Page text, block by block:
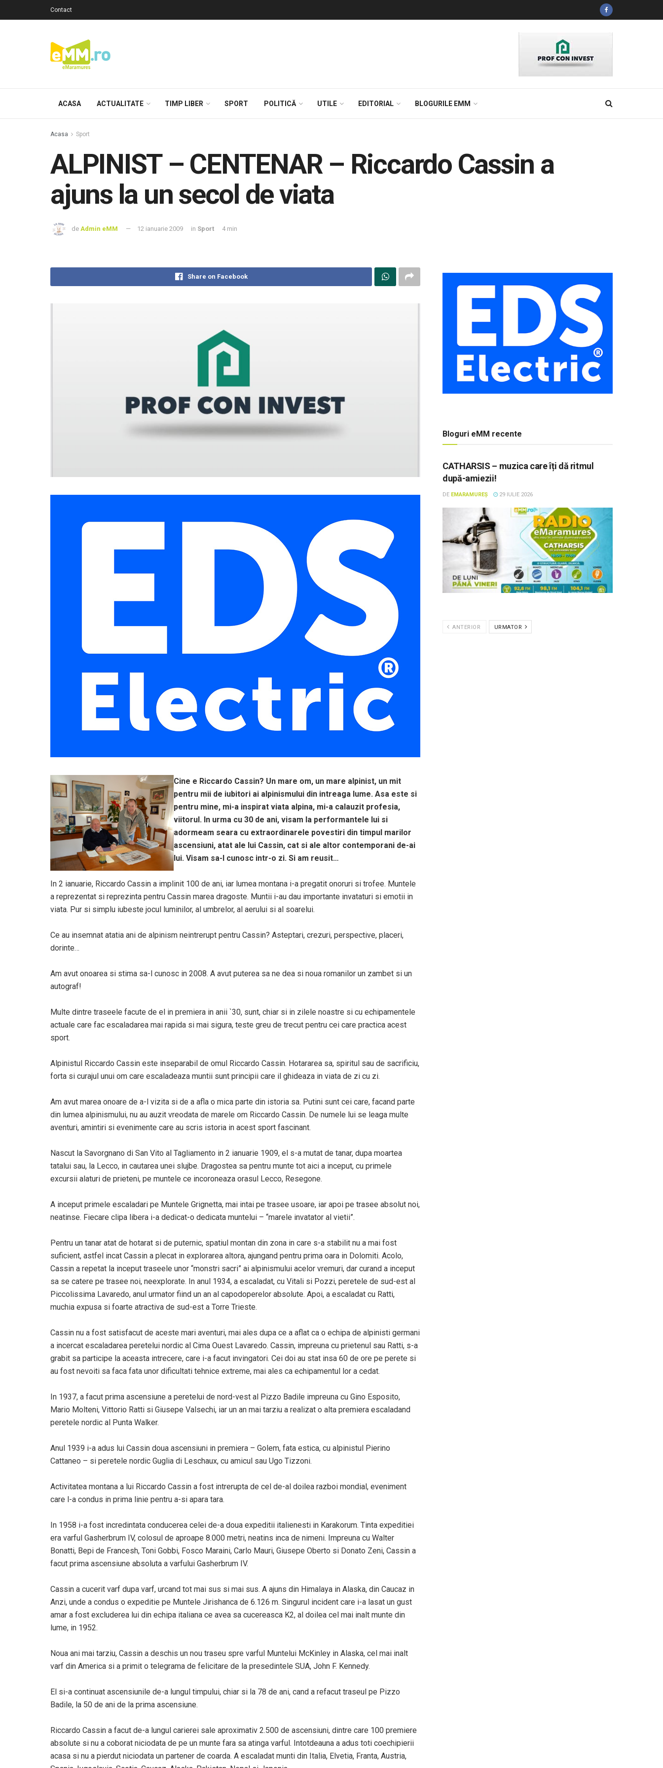
Contact
ACASA ACTUALITATE TIMP LIBER SPORT POLITICĂ UTILE EDITORIAL BLOGURILE EMM
Acasa Sport
ALPINIST – CENTENAR – Riccardo Cassin a
ajuns la un secol de viata
de Admin eMM 12 ianuarie 2009 in Sport 4 min
Share on Facebook
Cine e Riccardo Cassin? Un mare om, un mare alpinist, un mit
pentru mii de iubitori ai alpinismului din intreaga lume. Asa este si
pentru mine, mi-a inspirat viata alpina, mi-a calauzit profesia,
viitorul. In urma cu 30 de ani, visam la performantele lui si
adormeam seara cu extraordinarele povestiri din timpul marilor
ascensiuni, atat ale lui Cassin, cat si ale altor contemporani de-ai
lui. Visam sa-l cunosc intr-o zi. Si am reusit…
In 2 ianuarie, Riccardo Cassin a implinit 100 de ani, iar lumea montana i-a pregatit onoruri si trofee. Muntele
a reprezentat si reprezinta pentru Cassin marea dragoste. Muntii i-au dau importante invataturi si emotii in
viata. Pur si simplu iubeste jocul luminilor, al umbrelor, al aerului si al soarelui.
Ce au insemnat atatia ani de alpinism neintrerupt pentru Cassin? Asteptari, crezuri, perspective, placeri,
dorinte…
Am avut onoarea si stima sa-l cunosc in 2008. A avut puterea sa ne dea si noua romanilor un zambet si un
autograf!
Multe dintre traseele facute de el in premiera in anii `30, sunt, chiar si in zilele noastre si cu echipamentele
actuale care fac escaladarea mai rapida si mai sigura, teste greu de trecut pentru cei care practica acest
sport.
Alpinistul Riccardo Cassin este inseparabil de omul Riccardo Cassin. Hotararea sa, spiritul sau de sacrificiu,
forta si curajul unui om care escaladeaza muntii sunt principii care il ghideaza in viata de zi cu zi.
Am avut marea onoare de a-l vizita si de a afla o mica parte din istoria sa. Putini sunt cei care, facand parte
din lumea alpinismului, nu au auzit vreodata de marele om Riccardo Cassin. De numele lui se leaga multe
aventuri, amintiri si evenimente care au scris istoria in acest sport fascinant.
Nascut la Savorgnano di San Vito al Tagliamento in 2 ianuarie 1909, el s-a mutat de tanar, dupa moartea
tatalui sau, la Lecco, in cautarea unei slujbe. Dragostea sa pentru munte tot aici a inceput, cu primele
excursii alaturi de prieteni, pe muntele ce incoroneaza orasul Lecco, Resegone.
A inceput primele escaladari pe Muntele Grignetta, mai intai pe trasee usoare, iar apoi pe trasee absolut noi,
neatinse. Fiecare clipa libera i-a dedicat-o dedicata muntelui – “marele invatator al vietii”.
Pentru un tanar atat de hotarat si de puternic, spatiul montan din zona in care s-a stabilit nu a mai fost
suficient, astfel incat Cassin a plecat in explorarea altora, ajungand pentru prima oara in Dolomiti. Acolo,
Cassin a repetat la inceput traseele unor “monstri sacri” ai alpinismului acelor vremuri, dar curand a inceput
sa se catere pe trasee noi, neexplorate. In anul 1934, a escaladat, cu Vitali si Pozzi, peretele de sud-est al
Piccolissima Lavaredo, anul urmator fiind un an al capodoperelor absolute. Apoi, a escaladat cu Ratti,
muchia expusa si foarte atractiva de sud-est a Torre Trieste.
Cassin nu a fost satisfacut de aceste mari aventuri, mai ales dupa ce a aflat ca o echipa de alpinisti germani
a incercat escaladarea peretelui nordic al Cima Ouest Lavaredo. Cassin, impreuna cu prietenul sau Ratti, s-a
grabit sa participe la aceasta intrecere, care i-a facut invingatori. Cei doi au stat insa 60 de ore pe perete si
au fost nevoiti sa faca fata unor dificultati tehnice extreme, mai ales ca echipamentul lor a cedat.
In 1937, a facut prima ascensiune a peretelui de nord-vest al Pizzo Badile impreuna cu Gino Esposito,
Mario Molteni, Vittorio Ratti si Giusepe Valsechi, iar un an mai tarziu a realizat o alta premiera escaladand
peretele nordic al Punta Walker.
Anul 1939 i-a adus lui Cassin doua ascensiuni in premiera – Golem, fata estica, cu alpinistul Pierino
Cattaneo – si peretele nordic Guglia di Leschaux, cu amicul sau Ugo Tizzoni.
Activitatea montana a lui Riccardo Cassin a fost intrerupta de cel de-al doilea razboi mondial, eveniment
care l-a condus in prima linie pentru a-si apara tara.
In 1958 i-a fost incredintata conducerea celei de-a doua expeditii italienesti in Karakorum. Tinta expeditiei
era varful Gasherbrum IV, colosul de aproape 8.000 metri, neatins inca de nimeni. Impreuna cu Walter
Bonatti, Bepi de Francesh, Toni Gobbi, Fosco Maraini, Carlo Mauri, Giusepe Oberto si Donato Zeni, Cassin a
facut prima ascensiune absoluta a varfului Gasherbrum IV.
Cassin a cucerit varf dupa varf, urcand tot mai sus si mai sus. A ajuns din Himalaya in Alaska, din Caucaz in
Anzi, unde a condus o expeditie pe Muntele Jirishanca de 6.126 m. Singurul incident care i-a lasat un gust
amar a fost excluderea lui din echipa italiana ce avea sa cucereasca K2, al doilea cel mai inalt munte din
lume, in 1952.
Noua ani mai tarziu, Cassin a deschis un nou traseu spre varful Muntelui McKinley in Alaska, cel mai inalt
varf din America si a primit o telegrama de felicitare de la presedintele SUA, John F. Kennedy.
El si-a continuat ascensiunile de-a lungul timpului, chiar si la 78 de ani, cand a refacut traseul pe Pizzo
Badile, la 50 de ani de la prima ascensiune.
Riccardo Cassin a facut de-a lungul carierei sale aproximativ 2.500 de ascensiuni, dintre care 100 premiere
absolute si nu a coborat niciodata de pe un munte fara sa atinga varful. Intotdeauna a adus toti coechipierii
acasa si nu a pierdut niciodata un partener de coarda. A escaladat munti din Italia, Elvetia, Franta, Austria,
Bloguri eMM recente
CATHARSIS – muzica care îți dă ritmul
după-amiezii!
DE EMARAMUREȘ 29 IULIE 2026
ANTERIOR URMATOR